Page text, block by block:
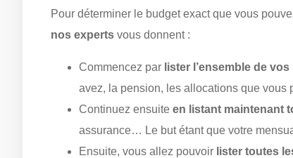
Pour déterminer le budget exact que vous
nos experts vous donnent :
Commencez par lister l’ensemble de
avez, la pension, les allocations que vous
Continuez ensuite en listant maintenant
assurance… Le but étant que votre
Ensuite, vous allez pouvoir lister toutes